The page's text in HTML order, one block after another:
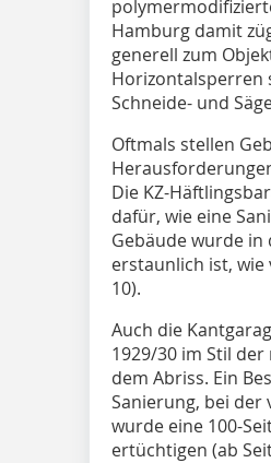
Hamburg damit
generell zum
Horizontalsperren
Schneide- und
Oftmals stellen
Die KZ-
dafür, wie eine
Gebäude wurde in
erstaunlich ist, wie
10).
Auch die
1929/30 im Stil
dem Abriss. Ein
Sanierung, bei der
wurde eine 100-
ertüchtigen (ab